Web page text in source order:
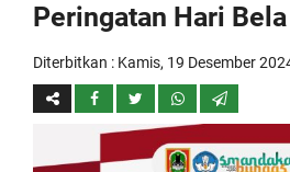
Peringatan Hari
Diterbitkan : Kamis, 19 Desember